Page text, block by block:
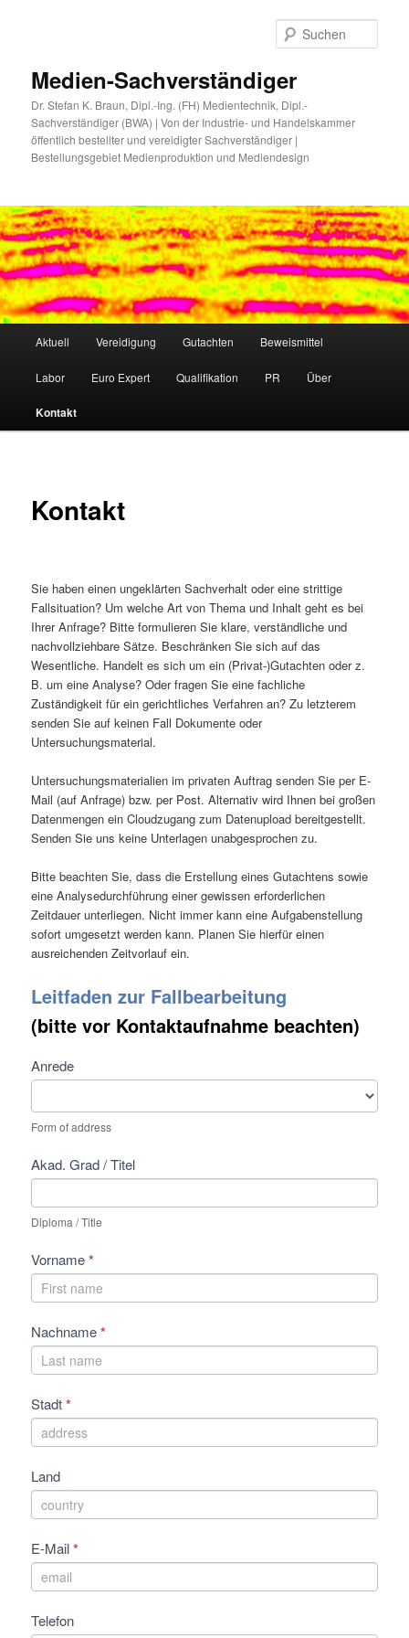
Medien-Sachverständiger
Dr. Stefan K. Braun, Dipl.-Ing. (FH) Medientechnik, Dipl.-
Sachverständiger (BWA) | Von der Industrie- und Handelskammer
öffentlich bestellter und vereidigter Sachverständiger |
Bestellungsgebiet Medienproduktion und Mediendesign
Aktuell Vereidigung Gutachten Beweismittel
Labor Euro Expert Qualifikation PR Über
Kontakt
Kontakt
Sie haben einen ungeklärten Sachverhalt oder eine strittige
Fallsituation? Um welche Art von Thema und Inhalt geht es bei
Ihrer Anfrage? Bitte formulieren Sie klare, verständliche und
nachvollziehbare Sätze. Beschränken Sie sich auf das
Wesentliche. Handelt es sich um ein (Privat-)Gutachten oder z.
B. um eine Analyse? Oder fragen Sie eine fachliche
Zuständigkeit für ein gerichtliches Verfahren an? Zu letzterem
senden Sie auf keinen Fall Dokumente oder
Untersuchungsmaterial.
Untersuchungsmaterialien im privaten Auftrag senden Sie per E-
Mail (auf Anfrage) bzw. per Post. Alternativ wird Ihnen bei großen
Datenmengen ein Cloudzugang zum Datenupload bereitgestellt.
Senden Sie uns keine Unterlagen unabgesprochen zu.
Bitte beachten Sie, dass die Erstellung eines Gutachtens sowie
eine Analysedurchführung einer gewissen erforderlichen
Zeitdauer unterliegen. Nicht immer kann eine Aufgabenstellung
sofort umgesetzt werden kann. Planen Sie hierfür einen
ausreichenden Zeitvorlauf ein.
Leitfaden zur Fallbearbeitung
(bitte vor Kontaktaufnahme beachten)
Kontakt
Anrede
Form of address
Akad. Grad / Titel
Diploma / Title
Vorname*
Nachname*
Stadt*
Land
E-Mail*
Telefon